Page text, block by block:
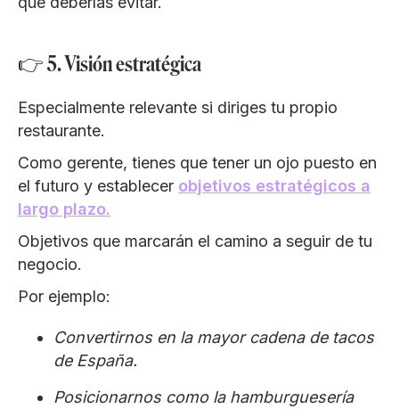
👉 5. Visión estratégica
Especialmente relevante si diriges tu propio
restaurante.
Como gerente, tienes que tener un ojo puesto en
el futuro y establecer objetivos estratégicos a
largo plazo.
Objetivos que marcarán el camino a seguir de tu
negocio.
Por ejemplo:
Convertirnos en la mayor cadena de tacos
de España.
Posicionarnos como la hamburguesería